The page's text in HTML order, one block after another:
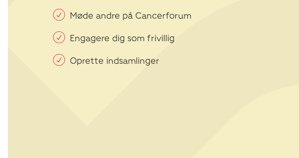
Møde andre på Cancerforum
Engagere dig som frivillig
Oprette indsamlinger